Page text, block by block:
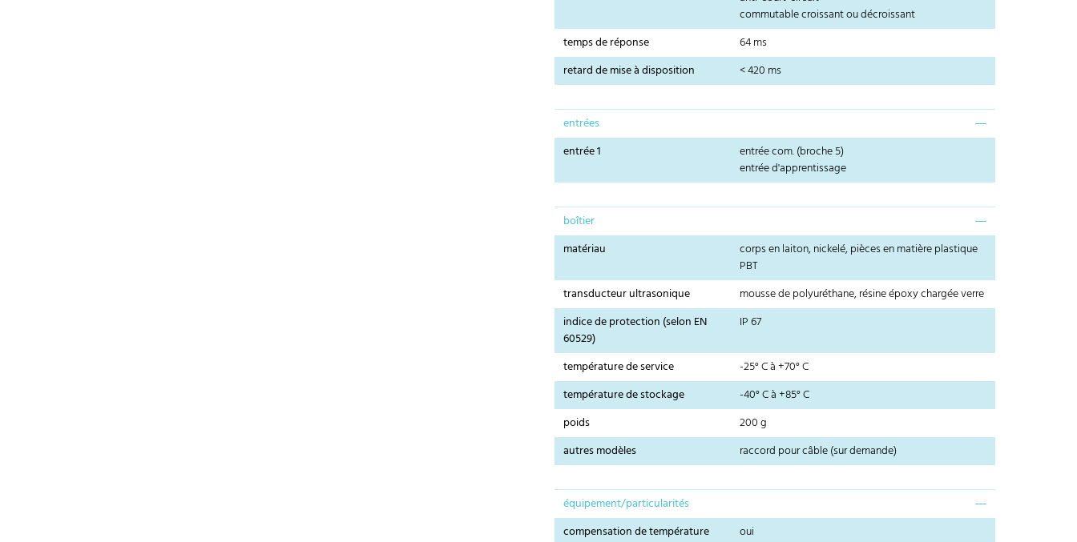
commutable croissant ou décroissant
temps de réponse
64 ms
retard de mise à disposition
< 420 ms
entrées
entrée 1
entrée com. (broche 5)
entrée d'apprentissage
boîtier
matériau
corps en laiton, nickelé, pièces en matière plastique
PBT
transducteur ultrasonique
mousse de polyuréthane, résine époxy chargée verre
indice de protection (selon EN
60529)
IP 67
température de service
-25° C à +70° C
température de stockage
-40° C à +85° C
poids
200 g
autres modèles
raccord pour câble (sur demande)
équipement/particularités
compensation de température
oui